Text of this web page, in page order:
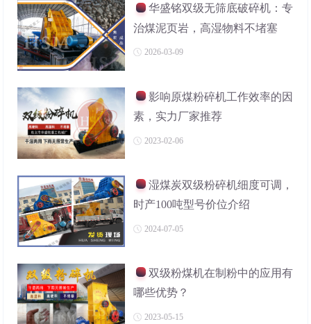
华盛铭双级无筛底破碎机：专
治煤泥页岩，高湿物料不堵塞
2026-03-09
影响原煤粉碎机工作效率的因
素，实力厂家推荐
2023-02-06
湿煤炭双级粉碎机细度可调，
时产100吨型号价位介绍
2024-07-05
双级粉煤机在制粉中的应用有
哪些优势？
2023-05-15